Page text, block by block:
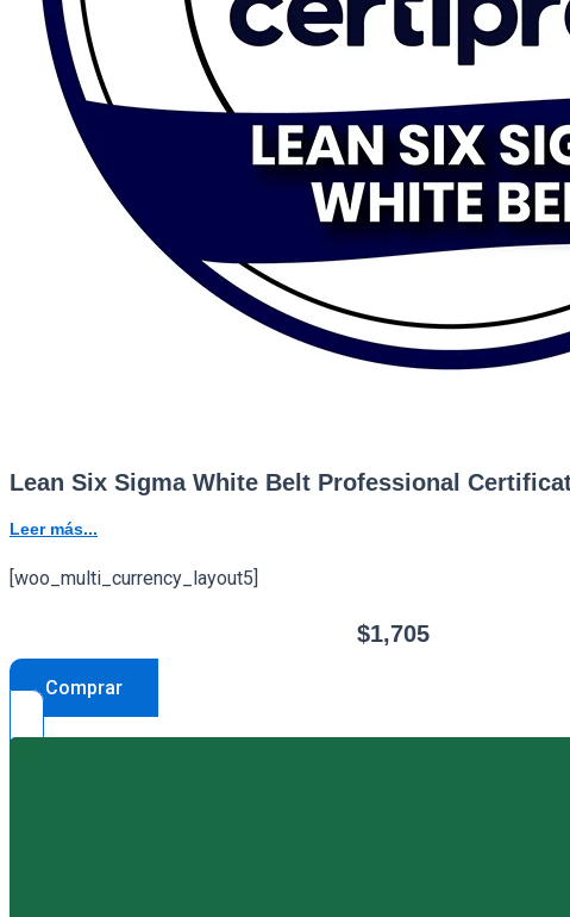
Lean Six Sigma White Belt Professional
Leer más...
[woo_multi_currency_layout5]
$1,705
Comprar